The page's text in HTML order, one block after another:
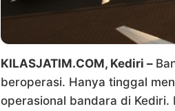
KILASJATIM.COM, Kediri –
beroperasi. Hanya tinggal
operasional bandara di Kediri.